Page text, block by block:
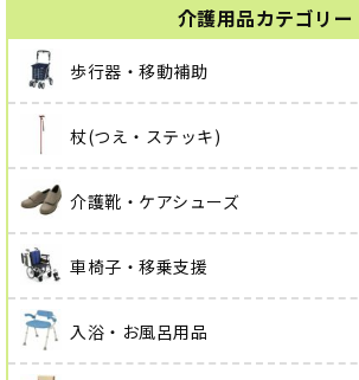
介護用品カテゴリー
歩行器・移動補助
杖(つえ・ステッキ)
介護靴・ケアシューズ
車椅子・移乗支援
入浴・お風呂用品